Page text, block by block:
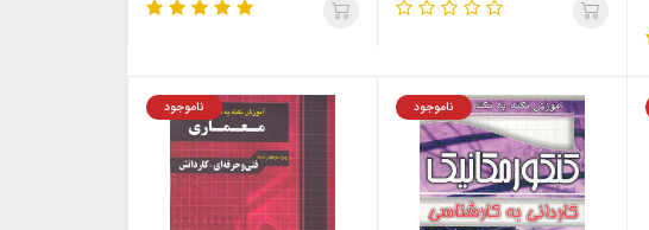
ناموجود ناموجود